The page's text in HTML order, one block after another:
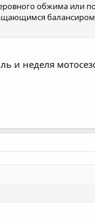
обжима или
и неделя